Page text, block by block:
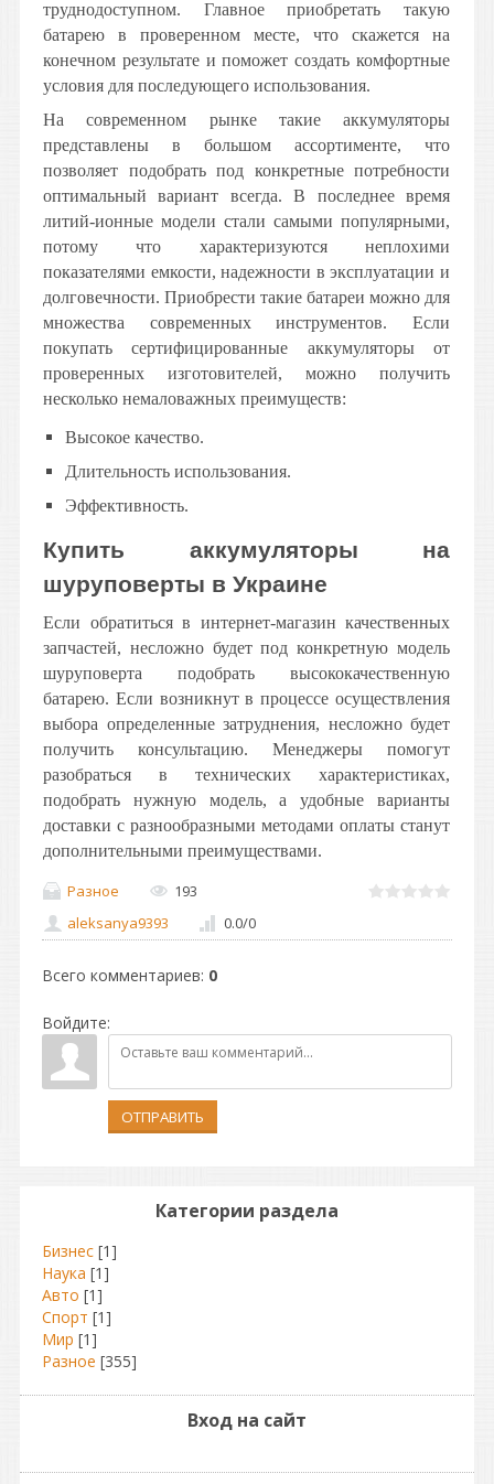
труднодоступном. Главное приобретать такую
батарею в проверенном месте, что скажется на
конечном результате и поможет создать комфортные
условия для последующего использования.
На современном рынке такие аккумуляторы
представлены в большом ассортименте, что
позволяет подобрать под конкретные потребности
оптимальный вариант всегда. В последнее время
литий-ионные модели стали самыми популярными,
потому что характеризуются неплохими
показателями емкости, надежности в эксплуатации и
долговечности. Приобрести такие батареи можно для
множества современных инструментов. Если
покупать сертифицированные аккумуляторы от
проверенных изготовителей, можно получить
несколько немаловажных преимуществ:
Высокое качество.
Длительность использования.
Эффективность.
Купить аккумуляторы на
шуруповерты в Украине
Если обратиться в интернет-магазин качественных
запчастей, несложно будет под конкретную модель
шуруповерта подобрать высококачественную
батарею. Если возникнут в процессе осуществления
выбора определенные затруднения, несложно будет
получить консультацию. Менеджеры помогут
разобраться в технических характеристиках,
подобрать нужную модель, а удобные варианты
доставки с разнообразными методами оплаты станут
дополнительными преимуществами.
Разное
193
aleksanya9393
0.0/0
Всего комментариев: 0
Войдите:
ОТПРАВИТЬ
Категории раздела
Бизнес [1]
Наука [1]
Авто [1]
Спорт [1]
Мир [1]
Разное [355]
Вход на сайт